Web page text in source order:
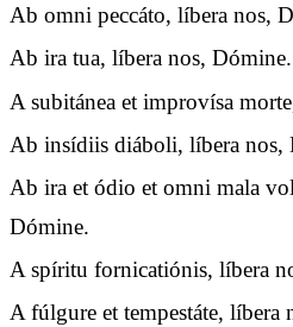
Ab omni peccáto, líbera nos,
Ab ira tua, líbera nos, Dómine.
A subitánea et improvísa
Ab insídiis diáboli, líbera nos,
Ab ira et ódio et omni mala
Dómine.
A spíritu fornicatiónis, líbera
A fúlgure et tempestáte, líbera